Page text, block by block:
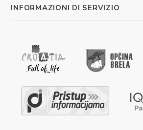
INFORMAZIONI DI SERVIZIO